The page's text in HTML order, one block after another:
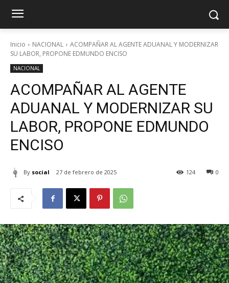
Inicio NACIONAL
ACOMPAÑAR AL AGENTE ADUANAL Y MODERNIZAR
SU LABOR, PROPONE EDMUNDO ENCISO
NACIONAL
ACOMPAÑAR AL AGENTE
ADUANAL Y MODERNIZAR SU
LABOR, PROPONE EDMUNDO
ENCISO
By social 27 de febrero de 2025 0
124